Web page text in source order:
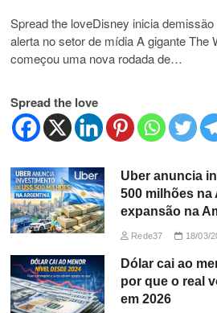
Spread the loveDisney inicia
alerta no setor de mídia A gigante The
começou uma nova rodada de…
Spread the love
Uber anuncia
500 milhões na
expansão na
Rede37 18/03/
Dólar cai ao
por que o real
em 2026